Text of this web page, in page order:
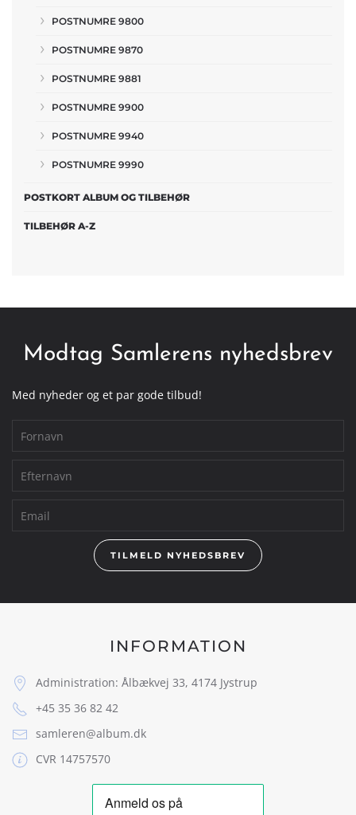
POSTNUMRE 9800
POSTNUMRE 9870
POSTNUMRE 9881
POSTNUMRE 9900
POSTNUMRE 9940
POSTNUMRE 9990
POSTKORT ALBUM OG TILBEHØR
TILBEHØR A-Z
Modtag Samlerens nyhedsbrev
Med nyheder og et par gode tilbud!
TILMELD NYHEDSBREV
INFORMATION
Administration: Ålbækvej 33, 4174 Jystrup
+45 35 36 82 42
samleren@album.dk
CVR 14757570